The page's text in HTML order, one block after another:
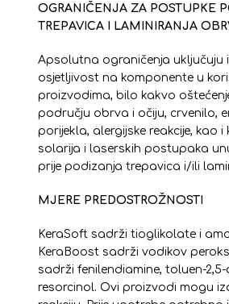
OGRANIČENJA ZA POSTUPKE
TREPAVICA I LAMINIRANJA
Apsolutna ograničenja uključuju
osjetljivost na komponente u
proizvodima, bilo kakvo
području obrva i očiju, crvenilo,
porijekla, alergijske reakcije, kao i
solarija i laserskih postupaka
prije podizanja trepavica i/ili
MJERE PREDOSTROŽNOSTI
KeraSoft sadrži tioglikolate i
KeraBoost sadrži vodikov
sadrži fenilendiamine, toluen-2,5-
resorcinol. Ovi proizvodi mogu